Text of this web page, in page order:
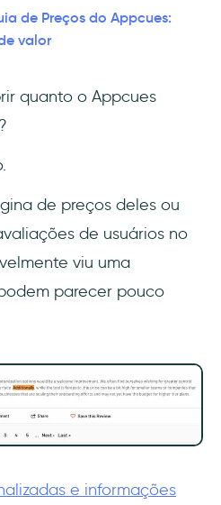
de preços do
ao Appcues
Escolhendo o plano
Growth e Enterprise?
de Preços do Appcues:
valor
quanto o Appcues
de preços deles ou
de usuários no
viu uma
parecer pouco
e informações